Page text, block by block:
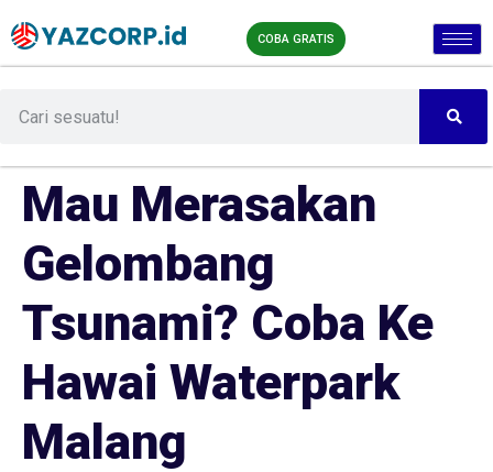
COBA GRATIS
Mau Merasakan
Gelombang
Tsunami? Coba Ke
Hawai Waterpark
Malang